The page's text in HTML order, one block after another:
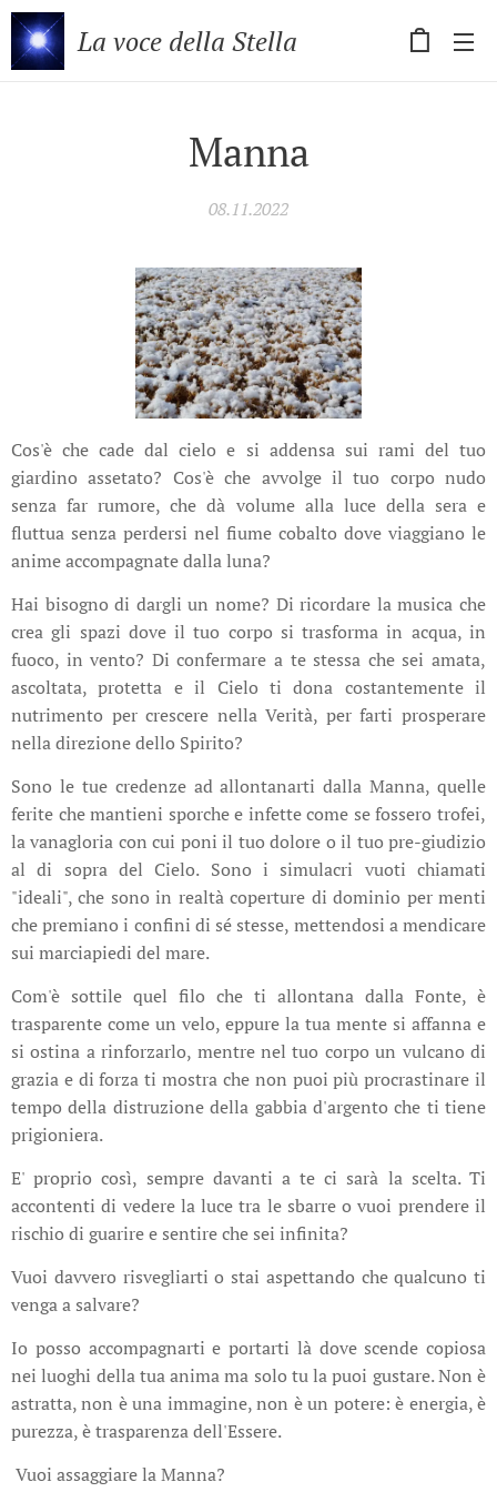
La voce della Stella
Manna
08.11.2022
Cos'è che cade dal cielo e si addensa sui rami del tuo
giardino assetato? Cos'è che avvolge il tuo corpo nudo
senza far rumore, che dà volume alla luce della sera e
fluttua senza perdersi nel fiume cobalto dove viaggiano le
anime accompagnate dalla luna?
Hai bisogno di dargli un nome? Di ricordare la musica che
crea gli spazi dove il tuo corpo si trasforma in acqua, in
fuoco, in vento? Di confermare a te stessa che sei amata,
ascoltata, protetta e il Cielo ti dona costantemente il
nutrimento per crescere nella Verità, per farti prosperare
nella direzione dello Spirito?
Sono le tue credenze ad allontanarti dalla Manna, quelle
ferite che mantieni sporche e infette come se fossero trofei,
la vanagloria con cui poni il tuo dolore o il tuo pre-giudizio
al di sopra del Cielo. Sono i simulacri vuoti chiamati
"ideali", che sono in realtà coperture di dominio per menti
che premiano i confini di sé stesse, mettendosi a mendicare
sui marciapiedi del mare.
Com'è sottile quel filo che ti allontana dalla Fonte, è
trasparente come un velo, eppure la tua mente si affanna e
si ostina a rinforzarlo, mentre nel tuo corpo un vulcano di
grazia e di forza ti mostra che non puoi più procrastinare il
tempo della distruzione della gabbia d'argento che ti tiene
prigioniera.
E' proprio così, sempre davanti a te ci sarà la scelta. Ti
accontenti di vedere la luce tra le sbarre o vuoi prendere il
rischio di guarire e sentire che sei infinita?
Vuoi davvero risvegliarti o stai aspettando che qualcuno ti
venga a salvare?
Io posso accompagnarti e portarti là dove scende copiosa
nei luoghi della tua anima ma solo tu la puoi gustare. Non è
astratta, non è una immagine, non è un potere: è energia, è
purezza, è trasparenza dell'Essere.
Vuoi assaggiare la Manna?